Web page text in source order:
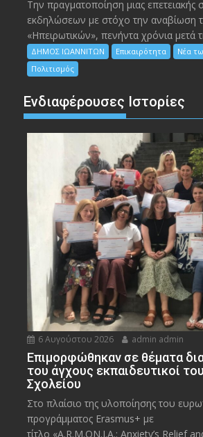
Την πραγματοποίηση μιας επετειακής
εκδηλώσεων με στόχο την αναβίωση
«Ηπειρωτικών», πενήντα χρόνια μετά
ΔΗΜΟΣ ΙΩΑΝΝΙΤΩΝ Επικαιρότητα
Νέα
Πολιτισμός
Ενδιαφέρουσες Ιστορίες
6 Αυγούστου 2026 admin admin
Eπιμορφώθηκαν σε θέματα
του άγχους εκπαιδευτικοί
Σχολείου
Στο πλαίσιο της υλοποίησης του
προγράμματος Erasmus+ με
τίτλο «A.R.M.ON.I.A.: Anxiety’s Relief